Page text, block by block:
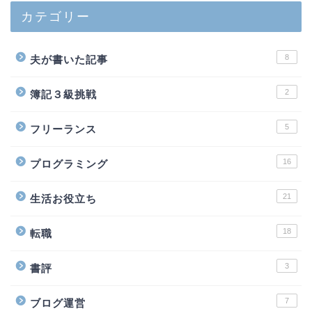
カテゴリー
夫が書いた記事 8
簿記３級挑戦 2
フリーランス 5
プログラミング 16
生活お役立ち 21
転職 18
書評 3
ブログ運営 7